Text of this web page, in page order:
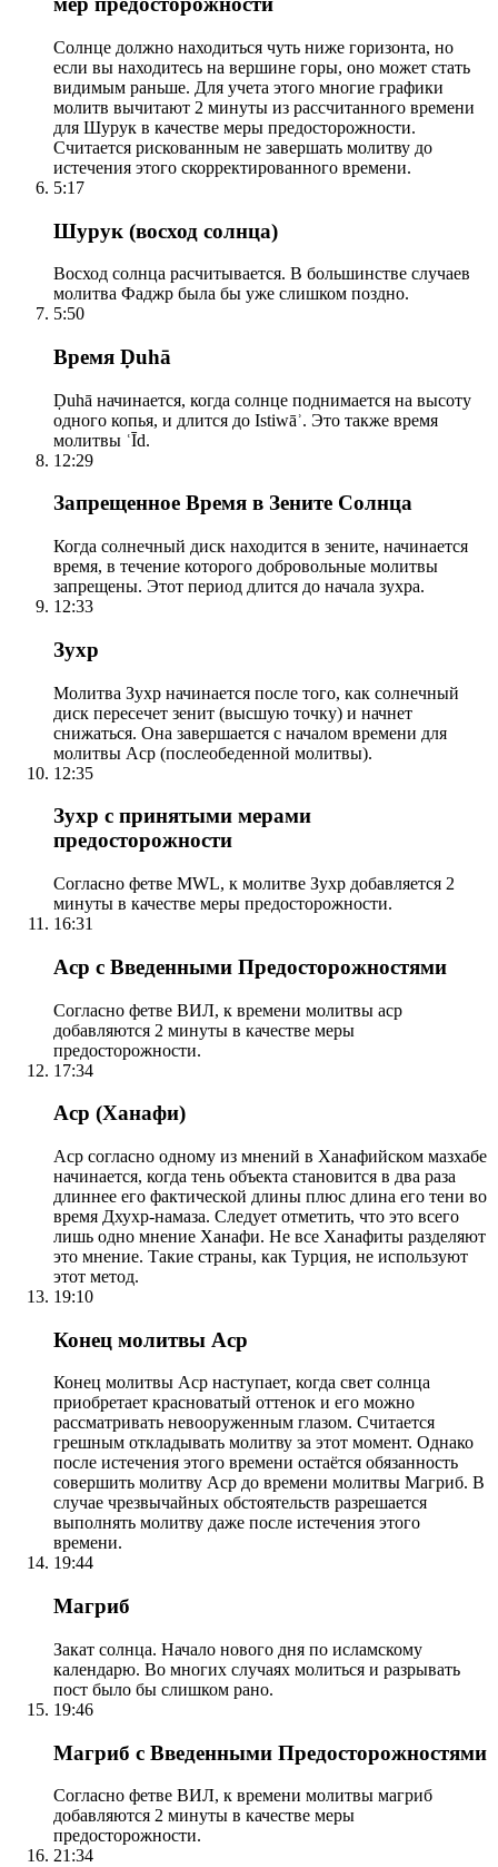
Солнце должно находиться чуть ниже горизонта, но
если вы находитесь на вершине горы, оно может стать
видимым раньше. Для учета этого многие графики
молитв вычитают 2 минуты из рассчитанного времени
для Шурук в качестве меры предосторожности.
Считается рискованным не завершать молитву до
истечения этого скорректированного времени.
5:17
Шурук (восход солнца)
Восход солнца расчитывается. В большинстве случаев
молитва Фаджр была бы уже слишком поздно.
5:50
Время Ḍuhā
Ḍuhā начинается, когда солнце поднимается на высоту
одного копья, и длится до Istiwāʾ. Это также время
молитвы ʿĪd.
12:29
Запрещенное Время в Зените Солнца
Когда солнечный диск находится в зените, начинается
время, в течение которого добровольные молитвы
запрещены. Этот период длится до начала зухра.
12:33
Зухр
Молитва Зухр начинается после того, как солнечный
диск пересечет зенит (высшую точку) и начнет
снижаться. Она завершается с началом времени для
молитвы Аср (послеобеденной молитвы).
12:35
Зухр с принятыми мерами
предосторожности
Согласно фетве MWL, к молитве Зухр добавляется 2
минуты в качестве меры предосторожности.
16:31
Аср с Введенными Предосторожностями
Согласно фетве ВИЛ, к времени молитвы аср
добавляются 2 минуты в качестве меры
предосторожности.
17:34
Аср (Ханафи)
Аср согласно одному из мнений в Ханафийском мазхабе
начинается, когда тень объекта становится в два раза
длиннее его фактической длины плюс длина его тени во
время Дхухр-намаза. Следует отметить, что это всего
лишь одно мнение Ханафи. Не все Ханафиты разделяют
это мнение. Такие страны, как Турция, не используют
этот метод.
19:10
Конец молитвы Аср
Конец молитвы Аср наступает, когда свет солнца
приобретает красноватый оттенок и его можно
рассматривать невооруженным глазом. Считается
грешным откладывать молитву за этот момент. Однако
после истечения этого времени остаётся обязанность
совершить молитву Аср до времени молитвы Магриб. В
случае чрезвычайных обстоятельств разрешается
выполнять молитву даже после истечения этого
времени.
19:44
Магриб
Закат солнца. Начало нового дня по исламскому
календарю. Во многих случаях молиться и разрывать
пост было бы слишком рано.
19:46
Магриб с Введенными Предосторожностями
Согласно фетве ВИЛ, к времени молитвы магриб
добавляются 2 минуты в качестве меры
предосторожности.
21:34